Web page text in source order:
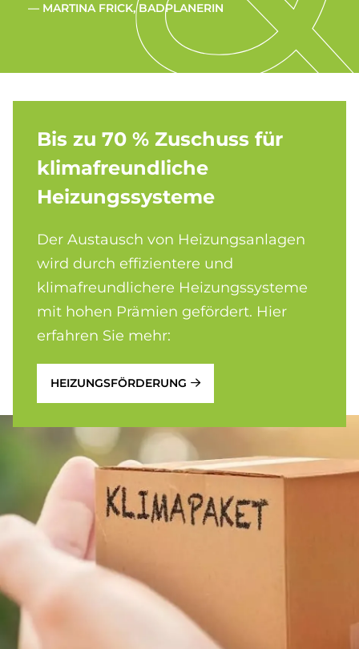
— MAR­TI­NA FRICK, BAD­PLA­NE­RIN
Bis zu 70 % Zu­schuss für
kli­ma­freund­li­che
Hei­zungs­sy­ste­me
Der Austausch von Heizungsanlagen
wird durch effizientere und
klimafreundlichere Heizungssysteme
mit hohen Prämien gefördert. Hier
erfahren Sie mehr:
HEIZUNGSFÖRDERUNG